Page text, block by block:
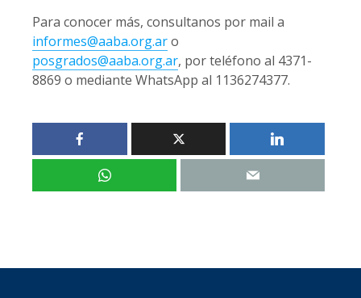
Para conocer más, consultanos por mail a
informes@aaba.org.aro
posgrados@aaba.org.ar, por teléfono al 4371-
8869 o mediante WhatsApp al 1136274377.